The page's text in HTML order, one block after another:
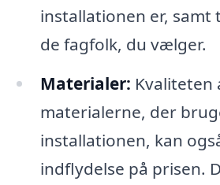
installationen er, samt
de fagfolk, du vælger.
Materialer: Kvaliteten
materialerne, der
installationen, kan
indflydelse på prisen.